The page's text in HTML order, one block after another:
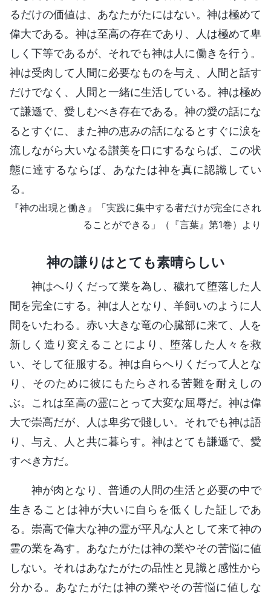
るだけの価値は、あなたがたにはない。神は極めて
偉大である。神は至高の存在であり、人は極めて卑
しく下等であるが、それでも神は人に働きを行う。
神は受肉して人間に必要なものを与え、人間と話す
だけでなく、人間と一緒に生活している。神は極め
て謙遜で、愛しむべき存在である。神の愛の話にな
るとすぐに、また神の恵みの話になるとすぐに涙を
流しながら大いなる讃美を口にするならば、この状
態に達するならば、あなたは神を真に認識してい
る。
『神の出現と働き』「実践に集中する者だけが完全にされ
ることができる」（『言葉』第1巻）より
神の謙りはとても素晴らしい
神はへりくだって業を為し、穢れて堕落した人
間を完全にする。神は人となり、羊飼いのように人
間をいたわる。赤い大きな竜の心臓部に来て、人を
新しく造り変えることにより、堕落した人々を救
い、そして征服する。神は自らへりくだって人とな
り、そのために彼にもたらされる苦難を耐えしの
ぶ。これは至高の霊にとって大変な屈辱だ。神は偉
大で崇高だが、人は卑劣で賤しい。それでも神は語
り、与え、人と共に暮らす。神はとても謙遜で、愛
すべき方だ。
神が肉となり、普通の人間の生活と必要の中で
生きることは神が大いに自らを低くした証しであ
る。崇高で偉大な神の霊が平凡な人として来て神の
霊の業を為す。あなたがたは神の業やその苦悩に値
しない。それはあなたがたの品性と見識と感性から
分かる。あなたがたは神の業やその苦悩に値しな